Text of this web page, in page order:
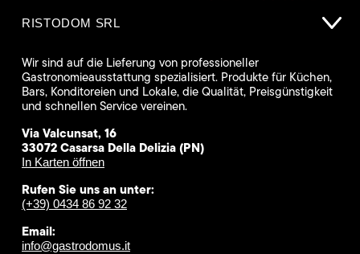
RISTODOM SRL
Wir sind auf die Lieferung von professioneller
Gastronomieausstattung spezialisiert. Produkte für Küchen,
Bars, Konditoreien und Lokale, die Qualität, Preisgünstigkeit
und schnellen Service vereinen.
Via Valcunsat, 16
33072 Casarsa Della Delizia (PN)
In Karten öffnen
Rufen Sie uns an unter:
(+39) 0434 86 92 32
Email:
info@gastrodomus.it